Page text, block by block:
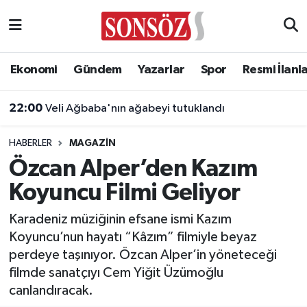
Ekonomi Gündem Yazarlar Spor Resmi
22:00 Veli Ağbaba'nın ağabeyi tutuklandı
HABERLER MAGAZIN
Özcan Alper’den Kazım
Koyuncu Filmi Geliyor
Karadeniz müziğinin efsane ismi Kazım
Koyuncu’nun hayatı “Kâzım” filmiyle beyaz
perdeye taşınıyor. Özcan Alper’in yöneteceği
filmde sanatçıyı Cem Yiğit Üzümoğlu
canlandıracak.
Asayiş
Biyografi
Çevre
Diğer
Dünya
Eğitim
Ankara Nöbetçi Eczaneler
Ankara Trafik Yoğunluk Haritası
Süper Lig Puan Durumu ve Fikstür
Tüm Manşetler
Son Dakika Haberleri
Haber Arşivi